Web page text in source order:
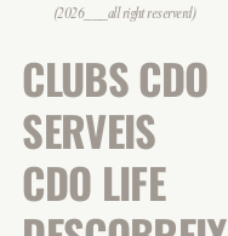
(2026___all right reserverd)
CLUBS CDO
SERVEIS
CDO LIFE